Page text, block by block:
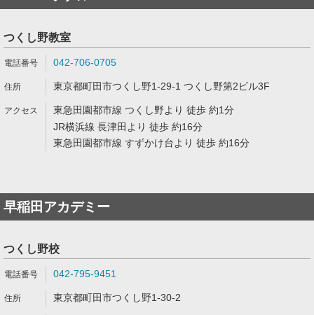
つくし野教室
042-706-0705
東京都町田市つくし野1-29-1 つくし野第2ビル3F
東急田園都市線 つくし野より 徒歩 約1分
JR横浜線 長津田より 徒歩 約16分
東急田園都市線 すずかけ台より 徒歩 約16分
早稲田アカデミー
つくし野校
042-795-9451
東京都町田市つくし野1-30-2